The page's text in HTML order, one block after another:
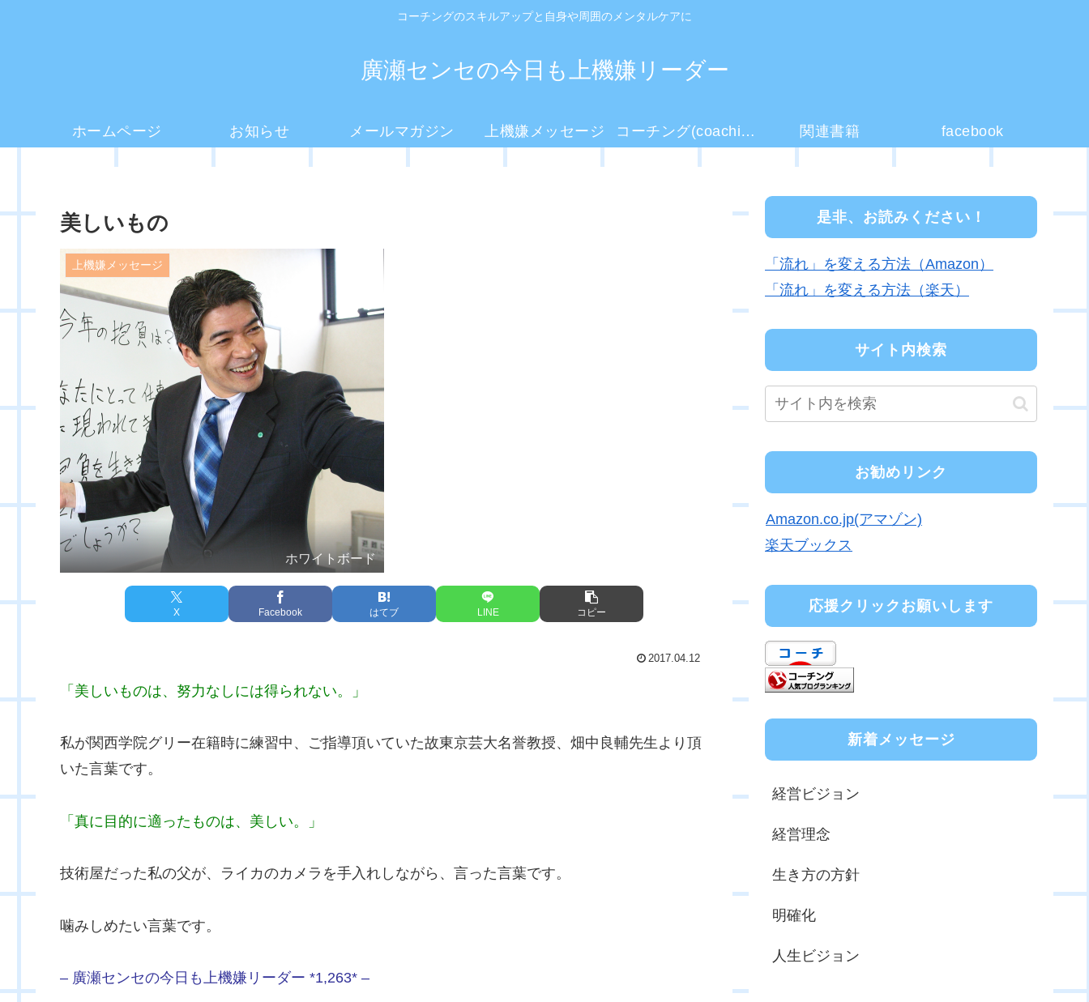
コーチングのスキルアップと自身や周囲のメンタルケアに
廣瀬センセの今日も上機嫌リーダー
ホームページ お知らせ メールマガジン 上機嫌メッセージ コーチング(coaching)とは？ 関連書籍 facebook
美しいもの
上機嫌メッセージ
ホワイトボード
X Facebook はてブ LINE コピー
2017.04.12
「美しいものは、努力なしには得られない。」
私が関西学院グリー在籍時に練習中、ご指導頂いていた故東京芸大名誉教授、畑中良輔先生より頂
いた言葉です。
「真に目的に適ったものは、美しい。」
技術屋だった私の父が、ライカのカメラを手入れしながら、言った言葉です。
噛みしめたい言葉です。
– 廣瀬センセの今日も上機嫌リーダー *1,263* –
是非、お読みください！
「流れ」を変える方法（Amazon）
「流れ」を変える方法（楽天）
サイト内検索
お勧めリンク
Amazon.co.jp(アマゾン)
楽天ブックス
応援クリックお願いします
新着メッセージ
経営ビジョン
経営理念
生き方の方針
明確化
人生ビジョン